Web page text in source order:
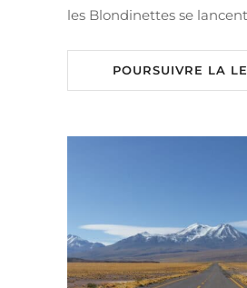
les Blondinettes se
POURSUIVRE LA